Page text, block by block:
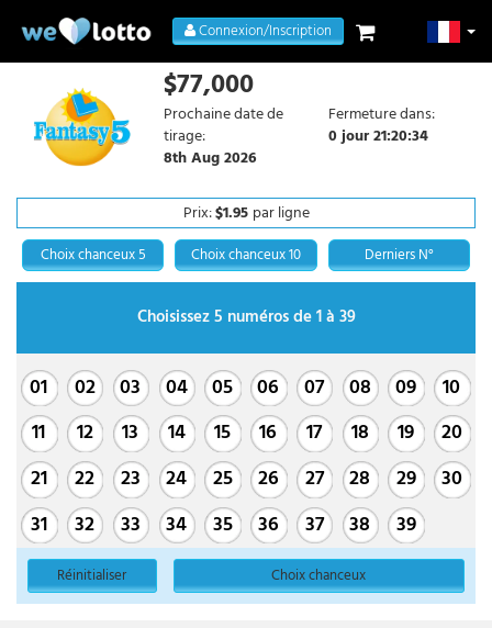
Connexion/Inscription
$77,000
Prochaine date de
tirage:
8th Aug 2026
Fermeture dans:
0 jour 21:20:33
Prix:$1.95 par ligne
Choix chanceux 5 Choix chanceux 10 Derniers N°
Choisissez 5 numéros de 1 à 39
01 02 03 04 05 06 07 08 09
10
11
12 13 14 15 16 17 18 19
20
21
22 23 24 25 26 27 28 29
30
31
32 33 34 35 36 37 38 39
Réinitialiser Choix chanceux